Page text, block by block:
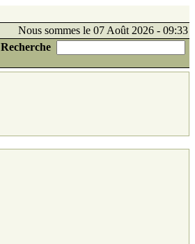
Nous sommes le 07 Août 2026 - 09:33
Recherche